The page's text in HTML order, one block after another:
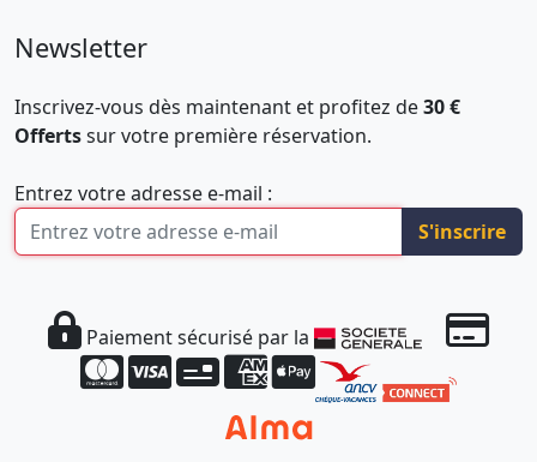
Newsletter
Inscrivez-vous dès maintenant et profitez de30 €
Offertssur votre première réservation.
Entrez votre adresse e-mail :
S'inscrire
Paiement sécurisé par la